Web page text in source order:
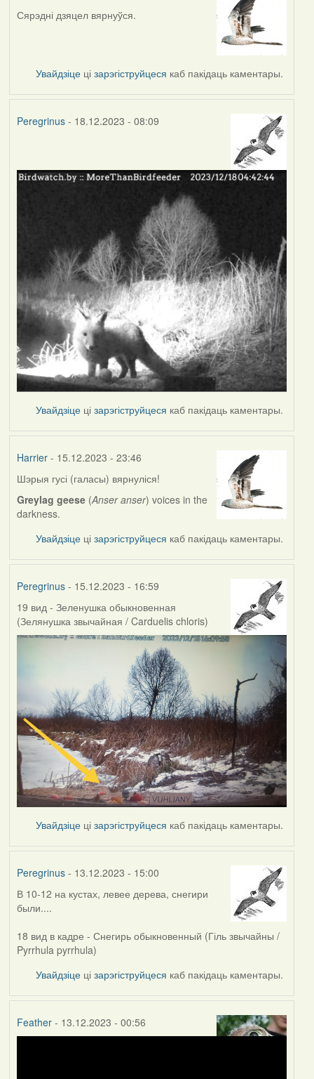
Сярэдні дзяцел вярнуўся.
Увайдзіце цізарэгіструйцеся каб пакідаць каментары.
Peregrinus- 18.12.2023 - 08:09
Увайдзіце цізарэгіструйцеся каб пакідаць каментары.
Harrier- 15.12.2023 - 23:46
Шэрыя гусі (галасы) вярнуліся!
Greylag geese (Anser anser) voices in the
darkness.
Увайдзіце цізарэгіструйцеся каб пакідаць каментары.
Peregrinus- 15.12.2023 - 16:59
19 вид - Зеленушка обыкновенная
(Зелянушка звычайная / Carduelis chloris)
Увайдзіце цізарэгіструйцеся каб пакідаць каментары.
Peregrinus- 13.12.2023 - 15:00
В 10-12 на кустах, левее дерева, снегири
были....
18 вид в кадре - Снегирь обыкновенный (Гіль звычайны /
Pyrrhula pyrrhula)
Увайдзіце цізарэгіструйцеся каб пакідаць каментары.
Feather- 13.12.2023 - 00:56